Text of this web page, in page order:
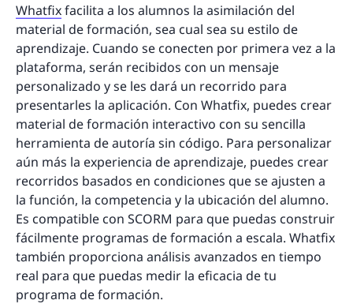
Whatfixfacilita a los alumnos la asimilación del
material de formación, sea cual sea su estilo de
aprendizaje. Cuando se conecten por primera vez a la
plataforma, serán recibidos con un mensaje
personalizado y se les dará un recorrido para
presentarles la aplicación. Con Whatfix, puedes crear
material de formación interactivo con su sencilla
herramienta de autoría sin código. Para personalizar
aún más la experiencia de aprendizaje, puedes crear
recorridos basados en condiciones que se ajusten a
la función, la competencia y la ubicación del alumno.
Es compatible con SCORM para que puedas construir
fácilmente programas de formación a escala. Whatfix
también proporciona análisis avanzados en tiempo
real para que puedas medir la eficacia de tu
programa de formación.